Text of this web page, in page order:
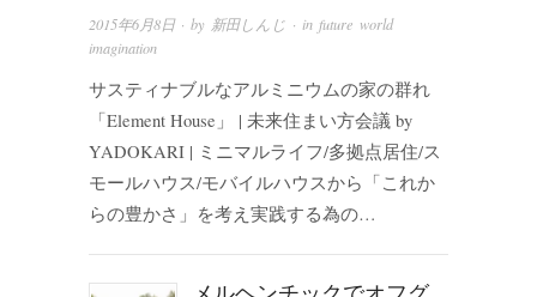
2015年6月8日· by 新田しんじ · in future world
imagination
サスティナブルなアルミニウムの家の群れ
「Element House」 | 未来住まい方会議 by
YADOKARI | ミニマルライフ/多拠点居住/ス
モールハウス/モバイルハウスから「これか
らの豊かさ」を考え実践する為の…